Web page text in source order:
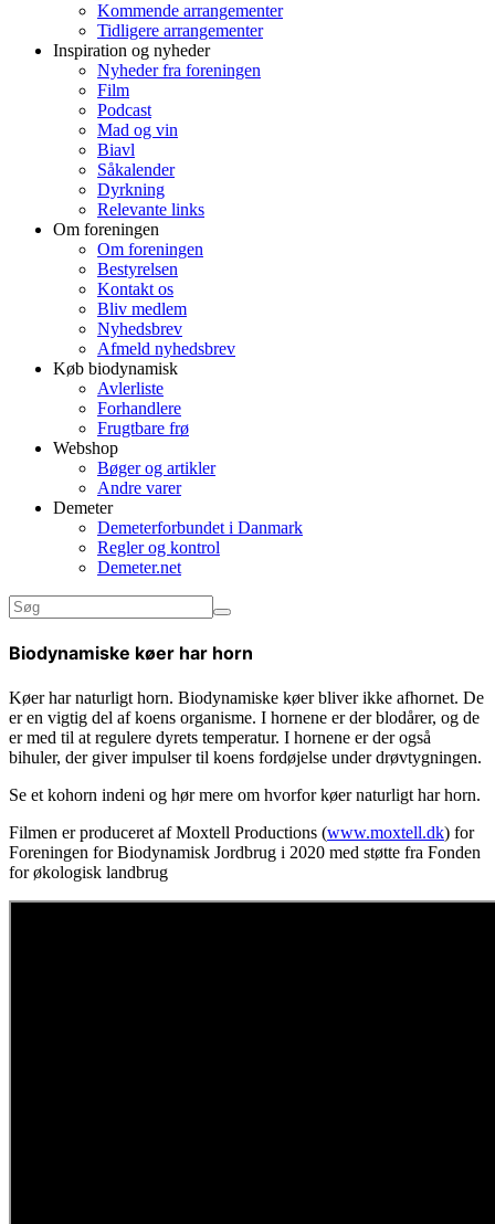
Kommende arrangementer
Tidligere arrangementer
Inspiration og nyheder
Nyheder fra foreningen
Film
Podcast
Mad og vin
Biavl
Såkalender
Dyrkning
Relevante links
Om foreningen
Om foreningen
Bestyrelsen
Kontakt os
Bliv medlem
Nyhedsbrev
Afmeld nyhedsbrev
Køb biodynamisk
Avlerliste
Forhandlere
Frugtbare frø
Webshop
Bøger og artikler
Andre varer
Demeter
Demeterforbundet i Danmark
Regler og kontrol
Demeter.net
Biodynamiske køer har horn
Køer har naturligt horn. Biodynamiske køer bliver ikke afhornet. De
er en vigtig del af koens organisme. I hornene er der blodårer, og de
er med til at regulere dyrets temperatur. I hornene er der også
bihuler, der giver impulser til koens fordøjelse under drøvtygningen.
Se et kohorn indeni og hør mere om hvorfor køer naturligt har horn.
Filmen er produceret af Moxtell Productions (www.moxtell.dk) for
Foreningen for Biodynamisk Jordbrug i 2020 med støtte fra Fonden
for økologisk landbrug